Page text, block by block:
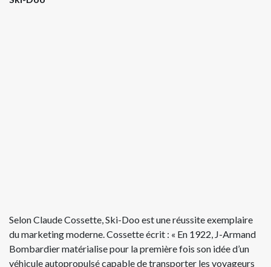
Selon Claude Cossette, Ski-Doo est une réussite exemplaire
du marketing moderne. Cossette écrit : « En 1922, J-Armand
Bombardier matérialise pour la première fois son idée d’un
véhicule autopropulsé capable de transporter les voyageurs